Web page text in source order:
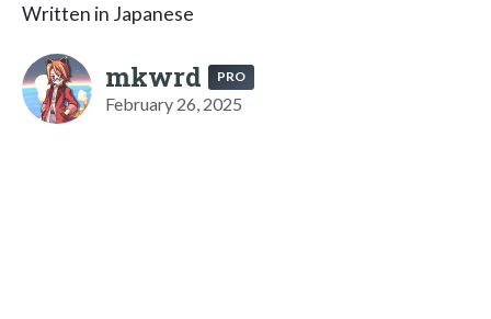
Written in Japanese
mkwrd PRO
February 26, 2025